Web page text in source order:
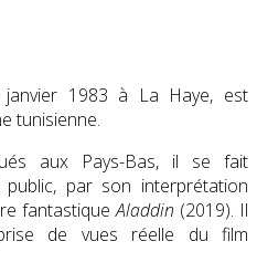
1983 à La Haye, est
tunisienne.
aux Pays-Bas, il se fait
par son interprétation
fantastiqueAladdin (2019). Il
de vues réelle du film